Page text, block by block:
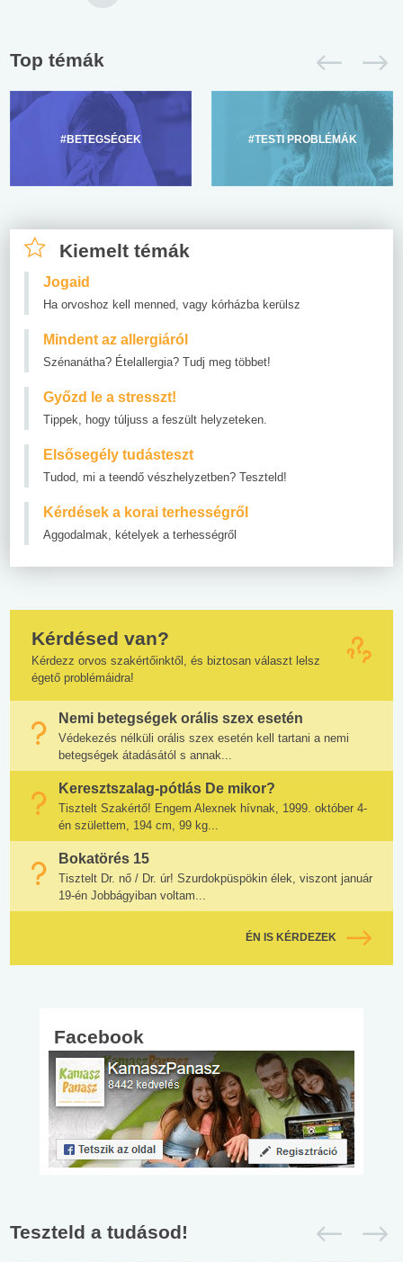
Top témák
#BETEGSÉGEK #TESTI PROBLÉMÁK
Kiemelt témák
Jogaid
Ha orvoshoz kell menned, vagy kórházba kerülsz
Mindent az allergiáról
Szénanátha? Ételallergia? Tudj meg többet!
Győzd le a stresszt!
Tippek, hogy túljuss a feszült helyzeteken.
Elsősegély tudásteszt
Tudod, mi a teendő vészhelyzetben? Teszteld!
Kérdések a korai terhességről
Aggodalmak, kételyek a terhességről
Kérdésed van?
Kérdezz orvos szakértőinktől, és biztosan választ lelsz
égető problémáidra!
Nemi betegségek orális szex esetén
Védekezés nélküli orális szex esetén kell tartani a nemi
betegségek átadásától s annak...
Keresztszalag-pótlás De mikor?
Tisztelt Szakértő! Engem Alexnek hívnak, 1999. október 4-
én születtem, 194 cm, 99 kg...
Bokatörés 15
Tisztelt Dr. nő / Dr. úr! Szurdokpüspökin élek, viszont január
19-én Jobbágyiban voltam...
ÉN IS KÉRDEZEK
Facebook
Teszteld a tudásod!